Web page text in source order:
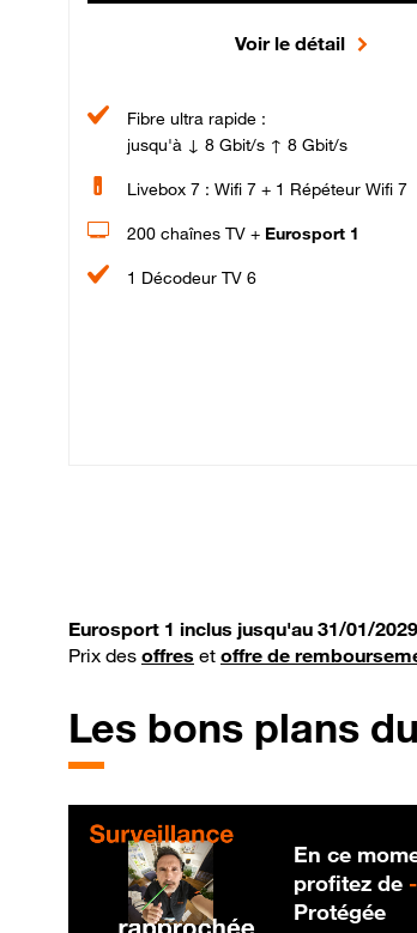
Voir le détail
Fibre ultra rapide :
jusqu'à ↓ 8 Gbit/s ↑ 8 Gbit/s
Livebox 7 : Wifi 7 + 1 Répéteur Wifi 7
200 chaînes TV + Eurosport 1
1 Décodeur TV 6
Eurosport 1 inclus jusqu'au 31/01/
Prix des offres et offre de
Les bons plans
En ce
profitez de -
Protégée